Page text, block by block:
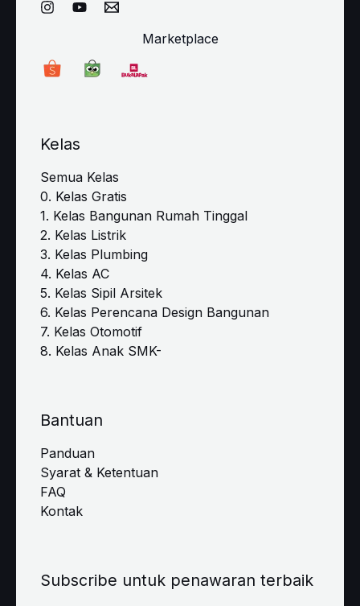
Marketplace
Kelas
Semua Kelas
0. Kelas Gratis
1. Kelas Bangunan Rumah Tinggal
2. Kelas Listrik
3. Kelas Plumbing
4. Kelas AC
5. Kelas Sipil Arsitek
6. Kelas Perencana Design Bangunan
7. Kelas Otomotif
8. Kelas Anak SMK-
Bantuan
Panduan
Syarat & Ketentuan
FAQ
Kontak
Subscribe untuk penawaran terbaik